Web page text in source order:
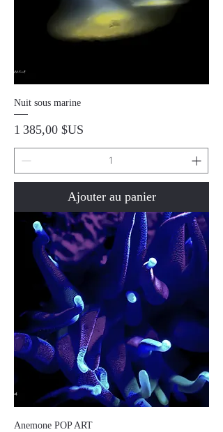
Nuit sous marine
Prix
1 385,00 $US
Ajouter au panier
Anemone POP ART